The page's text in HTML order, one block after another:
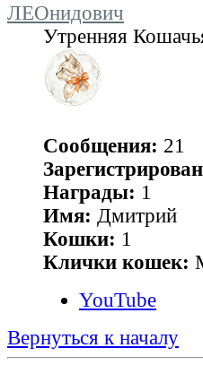
ЛЕОнидович
Утренняя
Сообщения: 21
Награды: 1
Имя: Дмитрий
Кошки: 1
Клички кошек:
YouTube
Вернуться к началу